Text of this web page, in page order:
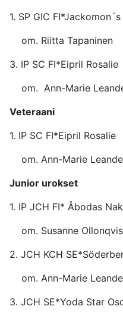
1. SP GIC
om. Riitta Tapaninen
3. IP SC
om. Ann-Marie
Veteraani
1. IP SC
om. Ann-Marie
Junior urokset
1. IP JCH FI*
om. Susanne
2. JCH
om. Ann-Marie
3. JCH